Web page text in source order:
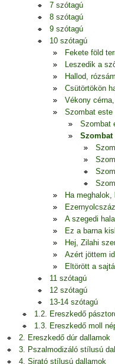
7 szótagú
8 szótagú
9 szótagú
10 szótagú
Fekete föld
Leszedik a
Hallod,
Csütörtökön
Vékony
Szombat este
Szombat
Szombat
Ha
A szegedi
Ez a barna
Hej, Zilahi
Azért jöttem
Eltörött a
11 szótagú
12 szótagú
13-14 szótagú
1.2. Ereszkedő
1.3. Ereszkedő moll
2. Ereszkedő dúr dallamok
3. Pszalmodizáló stílusú
4. Sirató stílusú dallamok